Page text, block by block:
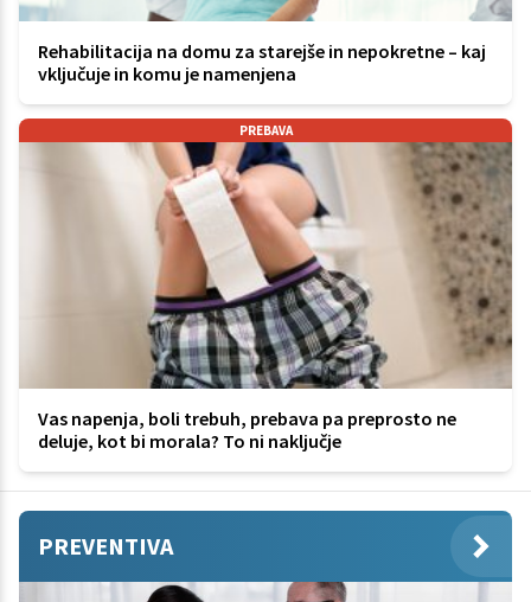
Rehabilitacija na domu za starejše in nepokretne – kaj
vključuje in komu je namenjena
PREBAVA
Vas napenja, boli trebuh, prebava pa preprosto ne
deluje, kot bi morala? To ni naključje
PREVENTIVA